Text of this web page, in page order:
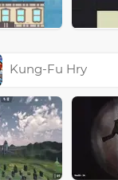
Kung-Fu Hry